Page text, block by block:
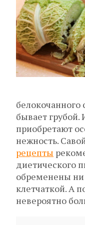
белокочанного
бывает
приобретают
нежность.
рецепты
диетического
обременены
клетчаткой. А
невероятно